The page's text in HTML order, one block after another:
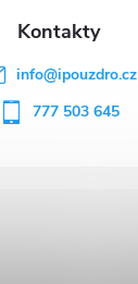
info@ipouzdro.cz
777 503 645